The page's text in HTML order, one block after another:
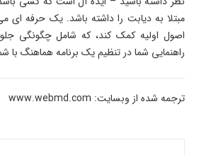
مبتلا به دیابت را داشته باشد. یک حرفه ای
اصول اولیه کمک کند، که شامل چگونگی
راهنمایی شما در تنظیم یک برنامه هماهنگ با
ترجمه شده از وبسایت: www.webmd.com